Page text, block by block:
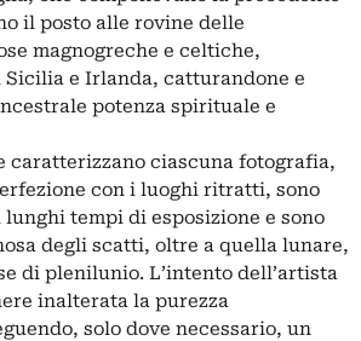
il posto alle rovine delle
magnogreche e celtiche,
e Irlanda, catturandone e
potenza spirituale e
caratterizzano ciascuna fotografia,
con i luoghi ritratti, sono
tempi di esposizione e sono
degli scatti, oltre a quella lunare,
di plenilunio. L’intento dell’artista
inalterata la purezza
solo dove necessario, un